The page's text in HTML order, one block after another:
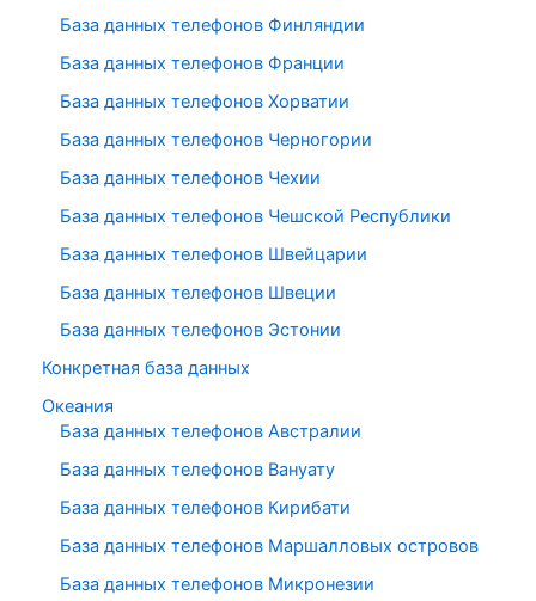
База данных телефонов Финляндии
База данных телефонов Франции
База данных телефонов Хорватии
База данных телефонов Черногории
База данных телефонов Чехии
База данных телефонов Чешской Республики
База данных телефонов Швейцарии
База данных телефонов Швеции
База данных телефонов Эстонии
Конкретная база данных
Океания
База данных телефонов Австралии
База данных телефонов Вануату
База данных телефонов Кирибати
База данных телефонов Маршалловых островов
База данных телефонов Микронезии